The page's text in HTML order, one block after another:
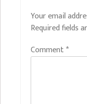
Your email
Required fields
Comment*